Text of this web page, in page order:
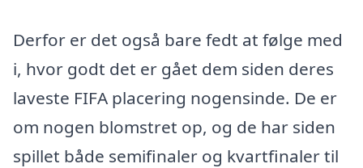
Derfor er det også bare fedt at følge med
i, hvor godt det er gået dem siden deres
laveste FIFA placering nogensinde. De er
om nogen blomstret op, og de har siden
spillet både semifinaler og kvartfinaler til